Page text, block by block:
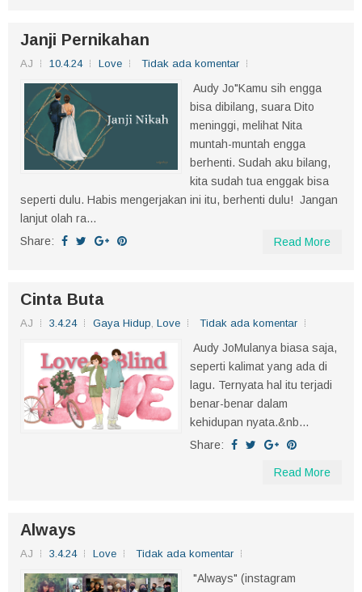
Janji Pernikahan
AJ 10.4.24 Love Tidak ada komentar
Audy Jo"Kamu sih engga
bisa dibilang, suara Dito
meninggi, melihat Nita
muntah-muntah engga
berhenti. Sudah aku bilang,
kita sudah tua enggak bisa
seperti dulu. Habis mengerjakan ini itu, berhenti dulu! Jangan
lanjut olah ra...
Share:
Read More
Cinta Buta
AJ 3.4.24 Gaya Hidup, Love Tidak ada komentar
Audy JoMulanya biasa saja,
seperti kalimat yang ada di
lagu. Ternyata hal itu terjadi
benar-benar dalam
kehidupan nyata.&nb...
Share:
Read More
Always
AJ 3.4.24 Love Tidak ada komentar
"Always" (instagram